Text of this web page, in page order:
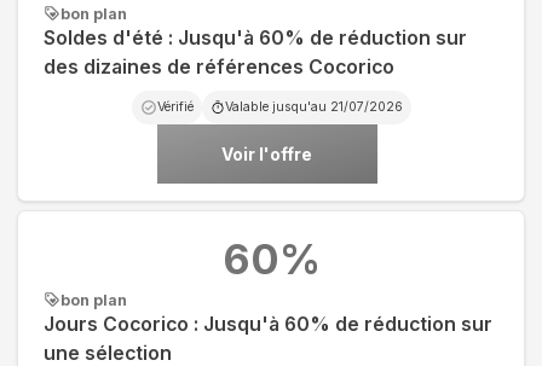
bon plan
Soldes d'été : Jusqu'à 60% de réduction sur
des dizaines de références Cocorico
Vérifié Valable jusqu'au 21/07/2026
Voir l'offre
bon plan
Jours Cocorico : Jusqu'à 60% de réduction sur
une sélection
60%